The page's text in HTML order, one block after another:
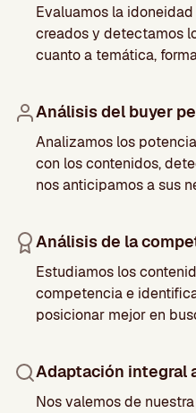
Evaluamos la
creados y detectamos
cuanto a temática,
Análisis del buyer
Analizamos los
con los contenidos,
nos anticipamos a sus
Análisis de la
Estudiamos los
competencia e
posicionar mejor en
Adaptación integral
Nos valemos de